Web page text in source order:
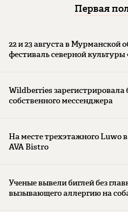
Первая
22 и 23 августа в Мурманской
фестиваль северной
Wildberries зарегистрировала
собственного мессенджера
На месте трехэтажного Luwo
AVA Bistro
Ученые вывели биглей без
вызывающего аллергию на